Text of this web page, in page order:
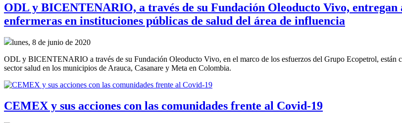
ODL y BICENTENARIO, a través de su Fundación Oleoducto Vivo,
enfermeras en instituciones públicas de salud del área de influencia
lunes, 8 de junio de 2020
ODL y BICENTENARIO a través de su Fundación Oleoducto Vivo, en el marco de los esfuerzos del Grupo Ecopetrol, están
sector salud en los municipios de Arauca, Casanare y Meta en Colombia.
CEMEX y sus acciones con las comunidades frente al Covid-19